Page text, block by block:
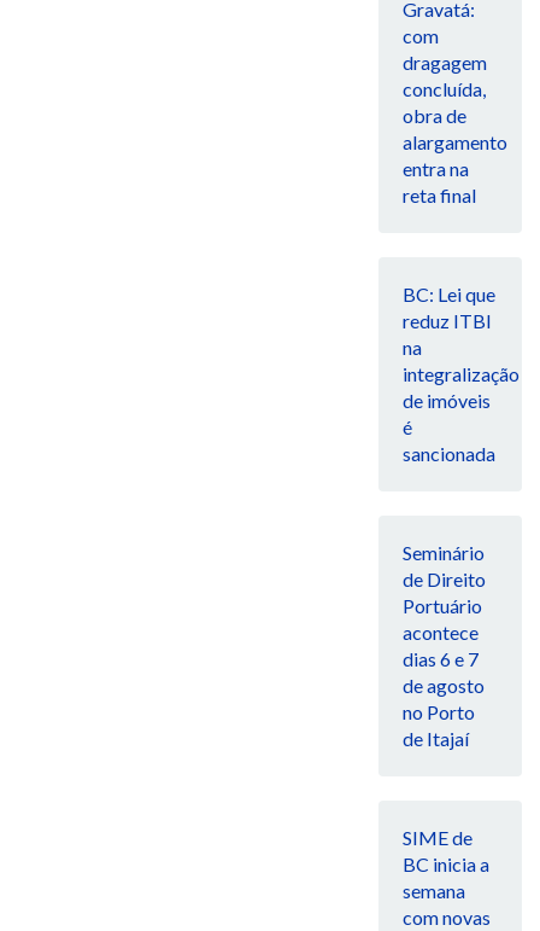
Gravatá:
com
dragagem
concluída,
obra de
alargamento
entra na
reta final
BC: Lei que
reduz ITBI
na
integralização
de imóveis
é
sancionada
Seminário
de Direito
Portuário
acontece
dias 6 e 7
de agosto
no Porto
de Itajaí
SIME de
BC inicia a
semana
com novas